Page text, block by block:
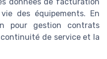
des équipements. En
pour gestion contrats
de service et la